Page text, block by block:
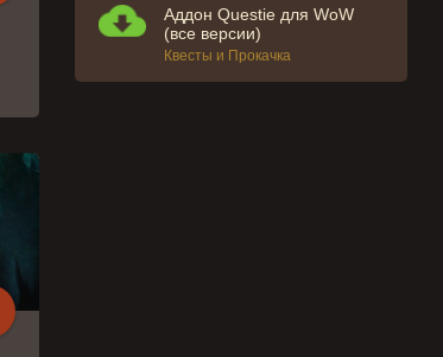
Аддон Questie для WoW
(все версии)
Квесты и Прокачка